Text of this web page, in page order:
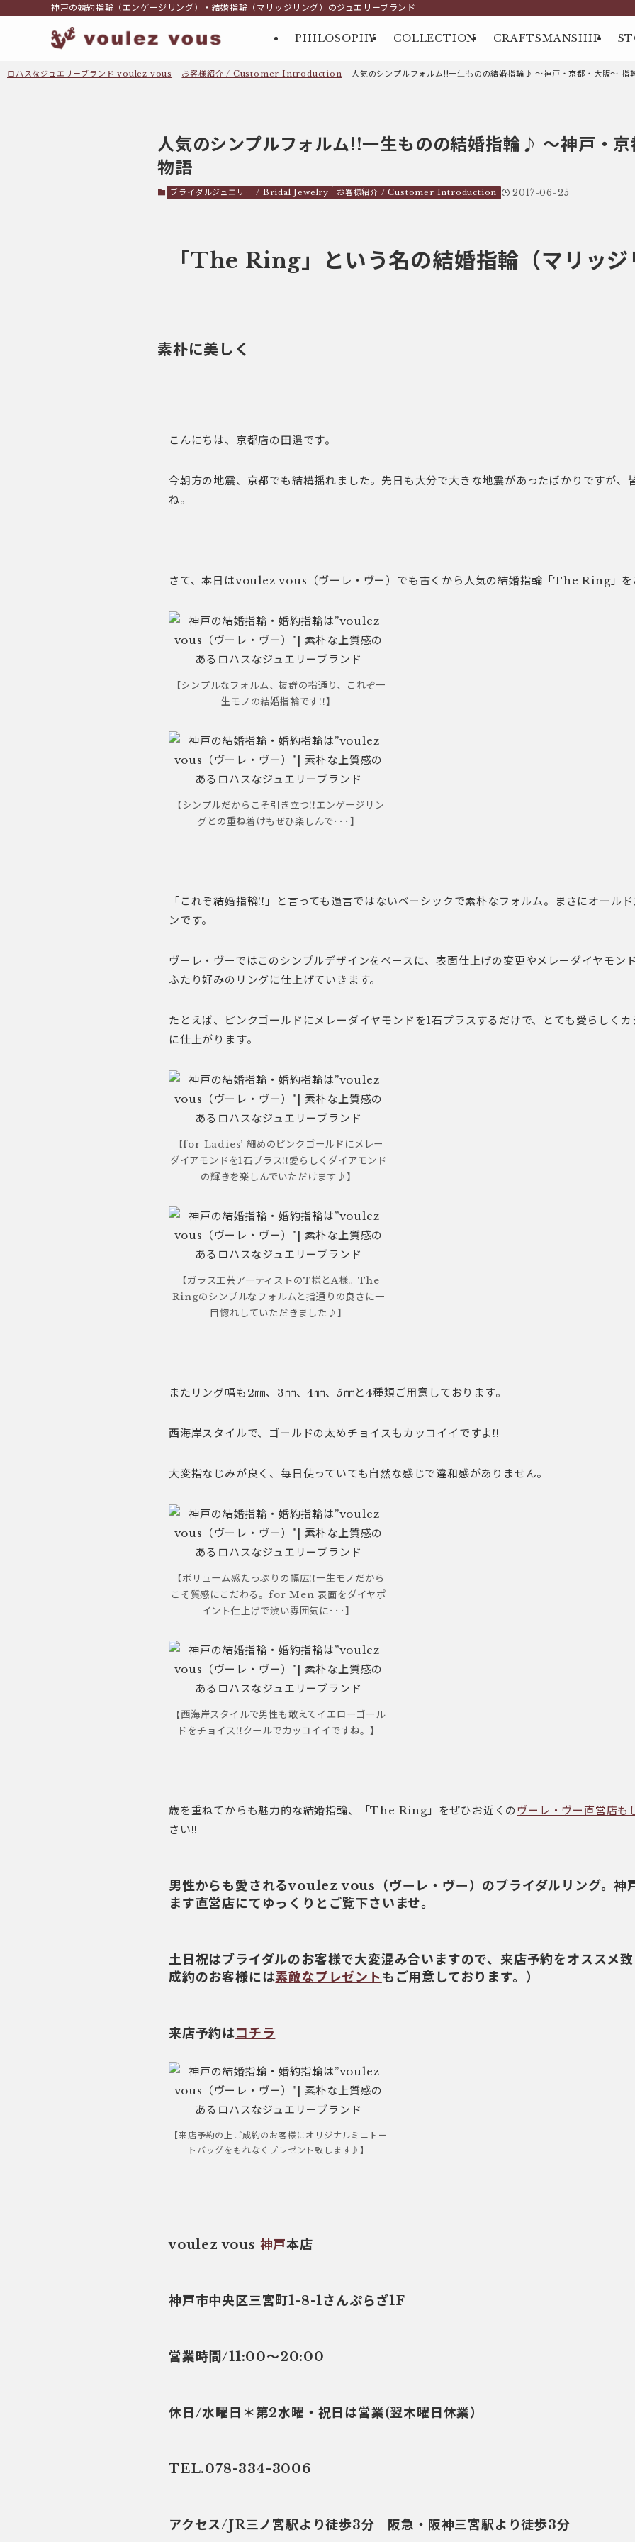
神戸の婚約指輪（エンゲージリング）・結婚指輪（マリッジリング）のジュエリーブランド
PHILOSOPHY COLLECTION CRAFTSMANSHIP
ロハスなジュエリーブランド voulez vous - お客様紹介 / Customer Introduction - 人気のシンプルフォルム!!一生ものの結婚指輪♪ ～神戸・京都・大阪～ 指
人気のシンプルフォルム!!一生ものの結婚指輪♪ ～神戸・
物語
ブライダルジュエリー / Bridal Jewelry お客様紹介 / Customer Introduction 2017-06-25
「The Ring」という名の結婚指輪（マリッジ
素朴に美しく
こんにちは、京都店の田邉です。
今朝方の地震、京都でも結構揺れました。先日も大分で大きな地震があったばかりですが、
ね。
さて、本日はvoulez vous（ヴーレ・ヴー）でも古くから人気の結婚指輪「The Ring」を
【シンプルなフォルム、抜群の指通り、これぞ一
生モノの結婚指輪です!!】
【シンプルだからこそ引き立つ!!エンゲージリン
グとの重ね着けもぜひ楽しんで･･･】
「これぞ結婚指輪!!」と言っても過言ではないベーシックで素朴なフォルム。まさにオール
ンです。
ヴーレ・ヴーではこのシンプルデザインをベースに、表面仕上げの変更やメレーダイヤモン
ふたり好みのリングに仕上げていきます。
たとえば、ピンクゴールドにメレーダイヤモンドを1石プラスするだけで、とても愛らしく
に仕上がります。
【for Ladies’ 細めのピンクゴールドにメレー
ダイアモンドを1石プラス!!愛らしくダイアモンド
の輝きを楽しんでいただけます♪】
【ガラス工芸アーティストのT様とA樣。The
Ringのシンプルなフォルムと指通りの良さに一
目惚れしていただきました♪】
またリング幅も2㎜、3㎜、4㎜、5㎜と4種類ご用意しております。
西海岸スタイルで、ゴールドの太めチョイスもカッコイイですよ!!
大変指なじみが良く、毎日使っていても自然な感じで違和感がありません。
【ボリューム感たっぷりの幅広!!一生モノだから
こそ質感にこだわる。for Men 表面をダイヤポ
イント仕上げで渋い雰囲気に･･･】
【西海岸スタイルで男性も敢えてイエローゴール
ドをチョイス!!クールでカッコイイですね。】
歳を重ねてからも魅力的な結婚指輪、「The Ring」をぜひお近くの ヴーレ・ヴー直営店も
さい!!
男性からも愛されるvoulez vous（ヴーレ・ヴー）のブライダルリング。神
ます直営店にてゆっくりとご覧下さいませ。
土日祝はブライダルのお客様で大変混み合いますので、来店予約をオススメ
成約のお客様には素敵なプレゼントもご用意しております。）
来店予約はコチラ
【来店予約の上ご成約のお客様にオリジナルミニトー
トバッグをもれなくプレゼント致します♪】
voulez vous 神戸本店
神戸市中央区三宮町1-8-1さんぷらざ1F
営業時間/11:00～20:00
休日/水曜日＊第2水曜・祝日は営業(翌木曜日休業）
TEL.078-334-3006
アクセス/JR三ノ宮駅より徒歩3分 阪急・阪神三宮駅より徒歩3分